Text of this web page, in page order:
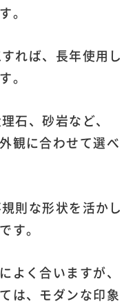
。
れば、長年使用し
。
石、砂岩など、
観に合わせて選べ
則な形状を活かし
す。
よく合いますが、
は、モダンな印象